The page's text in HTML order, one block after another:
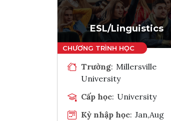
Tham vấn Interlink
ESL/Linguistics
Trường: Millersville
University
Cấp học: University
Kỳ nhập học: Jan,Aug